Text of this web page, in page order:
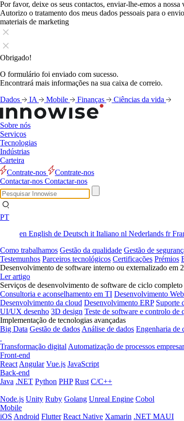
Por favor, deixe os seus contactos, enviar-lhe-emos a nossa
Autorizo o tratamento dos meus dados pessoais para o
materiais de marketing
Obrigado!
O formulário foi enviado com sucesso.
Encontrará mais informações na sua caixa de correio.
Dados
IA Mobile Finanças Ciências da vida
Sobre nós
Serviços
Tecnologias
Indústrias
Carteira
Contrate-nos
Contrate-nos
Contactar-nos Contactar-nos
PT
en English de Deutsch it Italiano nl Nederlands fr
Como trabalhamos Gestão da qualidade Gestão de
Testemunhos Parceiros tecnológicos Certificações Prémios
Desenvolvimento de software interno ou externalizado em
Ler artigo
Serviços de desenvolvimento de software de ciclo completo
Consultoria e aconselhamento em TI Desenvolvimento Web
Desenvolvimento da cloud Desenvolvimento ERP Suporte
UI/UX desenho 3D design Teste de software e controlo de
Implementação de tecnologias avançadas
Big Data Gestão de dados Análise de dados Engenharia de
Transformação digital Automatização de processos
Front-end
React Angular Vue.js JavaScript
Back-end
Java .NET Python PHP Rust C/C++
Node.js Unity Ruby Golang Unreal Engine Cobol
Mobile
iOS Android Flutter React Native Xamarin .NET MAUI